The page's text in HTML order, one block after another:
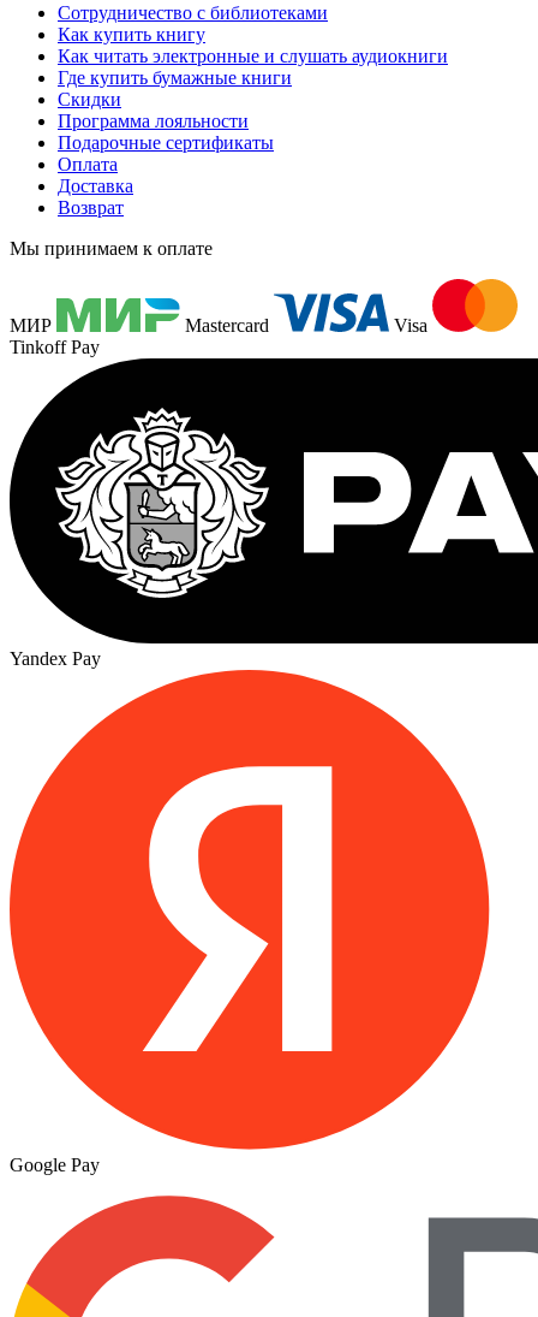
Сотрудничество с библиотеками
Как купить книгу
Как читать электронные и слушать аудиокниги
Где купить бумажные книги
Скидки
Программа лояльности
Подарочные сертификаты
Оплата
Доставка
Возврат
Мы принимаем к оплате
МИР Mastercard
Visa
Tinkoff Pay
Yandex Pay
Google Pay